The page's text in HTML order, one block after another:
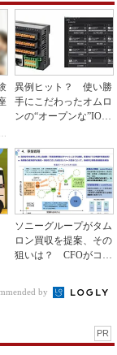
PR(SAPIX YOZEMI GROUP)
異例ヒット？ 使い勝
手にこだわったオムロ
ンの“オープンな”IO-L
ソニーグループがタム
ロン買収を提案、その
狙いは？ CFOがコメ
by
PR